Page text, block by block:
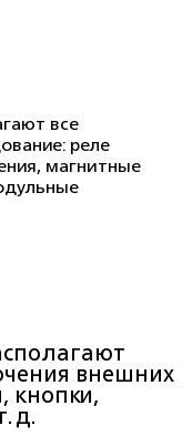
все
реле
магнитные
внешних
кнопки,
д.